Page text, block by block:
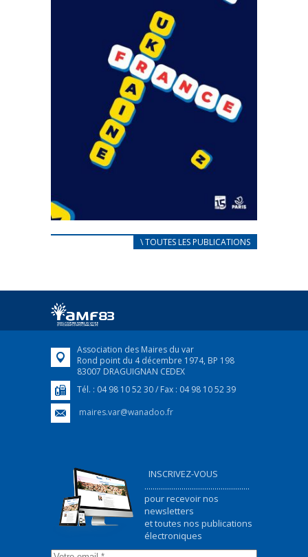
CARNET D’ACCUEIL
Afin d’accompagner au mieux les réfugiés
FEUILLETER
\ TOUTES LES PUBLICATIONS
Association des Maires du var
Rond point du 4 décembre 1974, BP 198
83007 DRAGUIGNAN CEDEX
Tél. : 04 98 10 52 30 / Fax : 04 98 10 52 39
maires.var@wanadoo.fr
INSCRIVEZ-VOUS
...................................................
pour recevoir nos
newsletters
et toutes nos publications
électroniques